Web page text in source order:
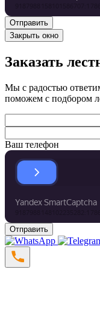
Закрыть окно
Заказать
Мы с радостью
поможем с подбором
Ваш телефон